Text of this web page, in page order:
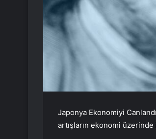
Japonya Ekonomiyi
artışların ekonomi